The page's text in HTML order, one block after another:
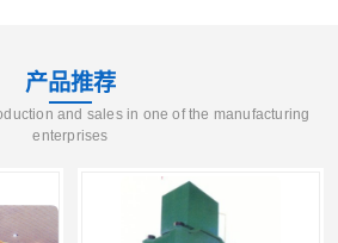
产品推荐
and sales in one of the manufacturing
enterprises